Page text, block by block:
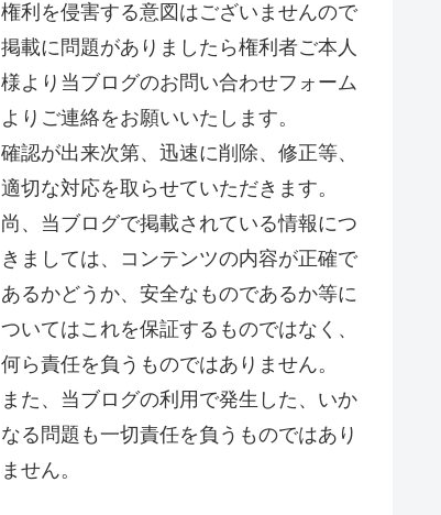
権利を侵害する意図はございませんので
掲載に問題がありましたら権利者ご本人
様より当ブログのお問い合わせフォーム
よりご連絡をお願いいたします。
確認が出来次第、迅速に削除、修正等、
適切な対応を取らせていただきます。
尚、当ブログで掲載されている情報につ
きましては、コンテンツの内容が正確で
あるかどうか、安全なものであるか等に
ついてはこれを保証するものではなく、
何ら責任を負うものではありません。
また、当ブログの利用で発生した、いか
なる問題も一切責任を負うものではあり
ません。